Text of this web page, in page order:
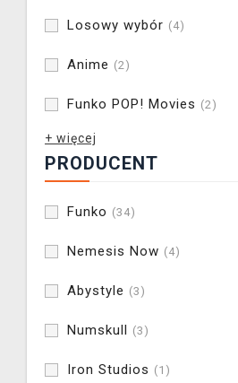
Losowy wybór (4)
Anime (2)
Funko POP! Movies (2)
+ więcej
PRODUCENT
Funko (34)
Nemesis Now (4)
Abystyle (3)
Numskull (3)
Iron Studios (1)